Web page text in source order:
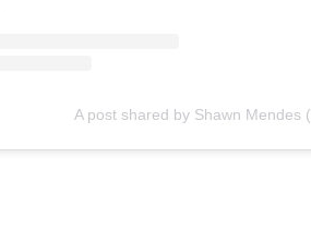
A post shared by Shawn Mendes